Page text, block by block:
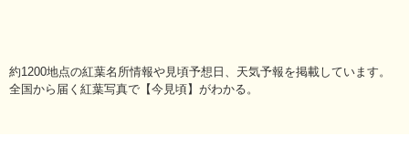
約1200地点の紅葉名所情報や見頃予想日、天気予報を掲載しています。
全国から届く紅葉写真で【今見頃】がわかる。